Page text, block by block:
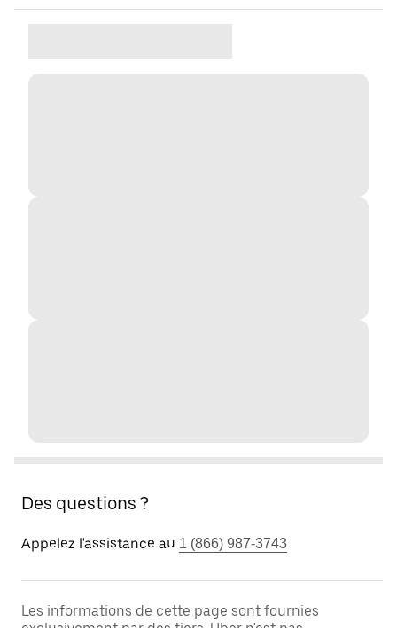
Des questions ?
Appelez l'assistance au 1 (866) 987-3743
Les informations de cette page sont fournies